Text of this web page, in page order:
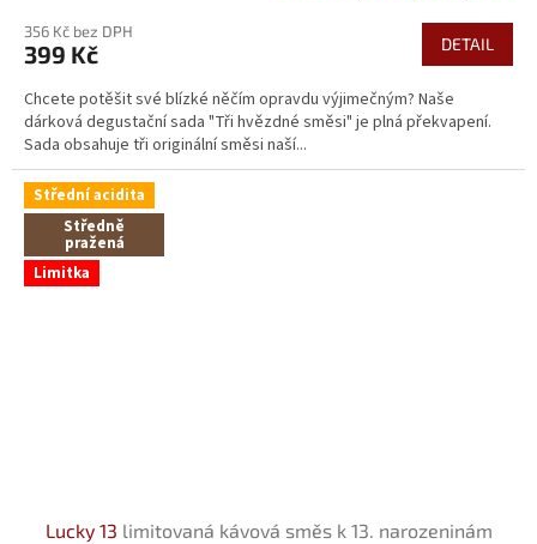
356 Kč bez DPH
399 Kč DETAIL
Chcete potěšit své blízké něčím opravdu výjimečným? Naše
dárková degustační sada "Tři hvězdné směsi" je plná překvapení.
Sada obsahuje tři originální směsi naší...
Střední acidita
Středně
pražená
Limitka
Lucky 13 limitovaná kávová směs k 13. narozeninám